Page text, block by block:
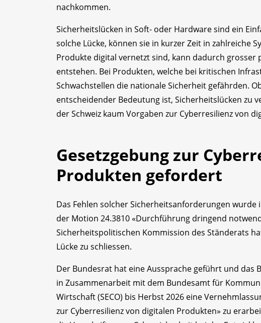
nachkommen.
Sicherheitslücken in Soft- oder Hardware sind ein
solche Lücke, können sie in kurzer Zeit in zahlreiche
Produkte digital vernetzt sind, kann dadurch
entstehen. Bei Produkten, welche bei kritischen
Schwachstellen die nationale Sicherheit gefährden.
entscheidender Bedeutung ist, Sicherheitslücken zu
der Schweiz kaum Vorgaben zur Cyberresilienz von
Gesetzgebung zur
Produkten gefordert
Das Fehlen solcher Sicherheitsanforderungen
der Motion 24.3810 «Durchführung dringend
Sicherheitspolitischen Kommission des Ständerats
Lücke zu schliessen.
Der Bundesrat hat eine Aussprache geführt und das
in Zusammenarbeit mit dem Bundesamt für
Wirtschaft (SECO) bis Herbst 2026 eine
zur Cyberresilienz von digitalen Produkten» zu